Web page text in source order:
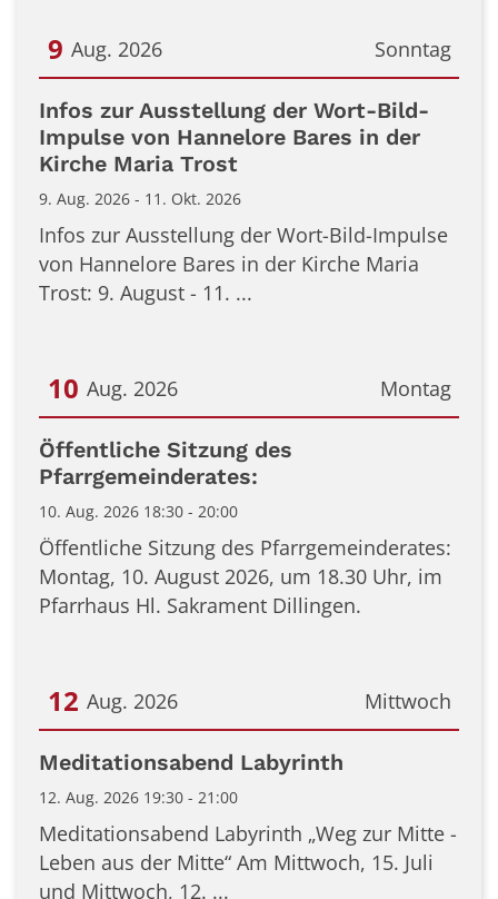
Sonntag
9 Aug. 2026
Datum: 9. August 2026
Infos zur Ausstellung der Wort-Bild-
Impulse von Hannelore Bares in der
Kirche Maria Trost
9. Aug. 2026 - 11. Okt. 2026
Infos zur Ausstellung der Wort-Bild-Impulse
von Hannelore Bares in der Kirche Maria
Trost: 9. August - 11. ...
Montag
10 Aug. 2026
Datum: 10. August 2026
Öffentliche Sitzung des
Pfarrgemeinderates:
10. Aug. 2026 18:30 - 20:00
Öffentliche Sitzung des Pfarrgemeinderates:
Montag, 10. August 2026, um 18.30 Uhr, im
Pfarrhaus Hl. Sakrament Dillingen.
Mittwoch
12 Aug. 2026
Datum: 12. August 2026
Meditationsabend Labyrinth
12. Aug. 2026 19:30 - 21:00
Meditationsabend Labyrinth „Weg zur Mitte -
Leben aus der Mitte“ Am Mittwoch, 15. Juli
und Mittwoch, 12. ...